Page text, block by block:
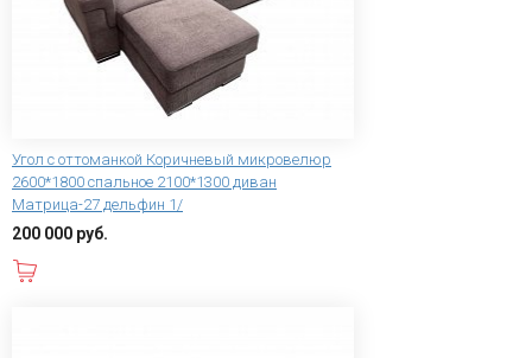
Угол с оттоманкой Коричневый микровелюр
2600*1800 спальное 2100*1300 диван
Матрица-27 дельфин 1/
200 000 руб.